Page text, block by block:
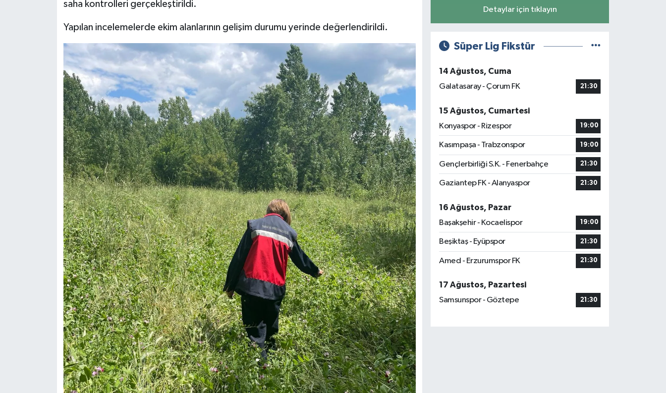
saha kontrolleri gerçekleştirildi.
Yapılan incelemelerde ekim alanlarının gelişim durumu yerinde değerlendirildi.
Detaylar için tıklayın
Süper Lig Fikstür
14 Ağustos, Cuma
Galatasaray - Çorum FK
21:30
15 Ağustos, Cumartesi
Konyaspor - Rizespor
19:00
Kasımpaşa - Trabzonspor 19:00
Gençlerbirliği S.K. - Fenerbahçe 21:30
Gaziantep FK - Alanyaspor 21:30
16 Ağustos, Pazar
Başakşehir - Kocaelispor
19:00
Beşiktaş - Eyüpspor 21:30
Amed - Erzurumspor FK 21:30
17 Ağustos, Pazartesi
Samsunspor - Göztepe
21:30
Kültür Sanat
Otomobil
Resmi İlan
Rüya Tabirleri